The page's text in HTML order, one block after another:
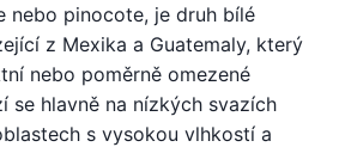
nebo pinocote, je druh bílé
z Mexika a Guatemaly, který
nebo poměrně omezené
se hlavně na nízkých svazích
s vysokou vlhkostí a